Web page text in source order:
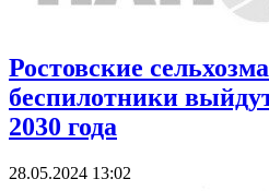
Ростовские
беспилотники
2030 года
28.05.2024 13:02